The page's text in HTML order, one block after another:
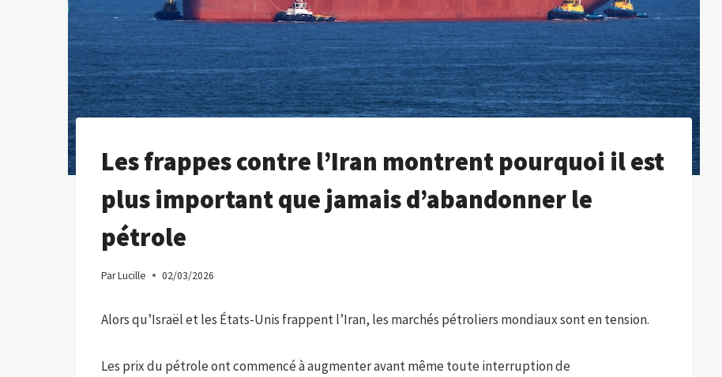
Les frappes contre l’Iran montrent pourquoi il est
plus important que jamais d’abandonner le
pétrole
ParLucille 02/03/2026
Alors qu’Israël et les États-Unis frappent l’Iran, les marchés pétroliers mondiaux sont en tension.
Les prix du pétrole ont commencé à augmenter avant même toute interruption de